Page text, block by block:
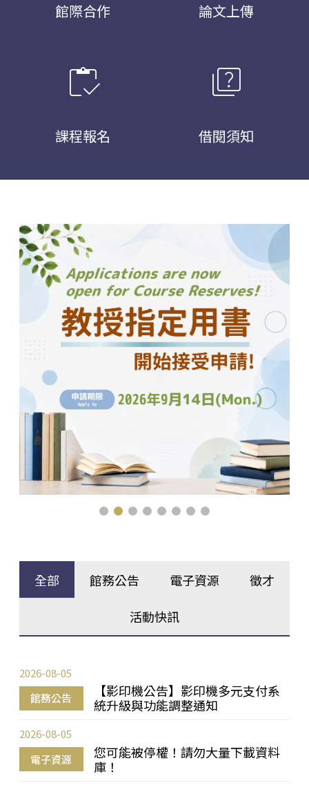
館際合作 論文上傳
inventory
課程報名
quiz
借閱須知
全部 館務公告 電子資源 徵才
活動快訊
館務公告
【影印機公告】影印機多元支付系
統升級與功能調整通知
2026-08-05
電子資源
您可能被停權！請勿大量下載資料
庫！
2026-08-05